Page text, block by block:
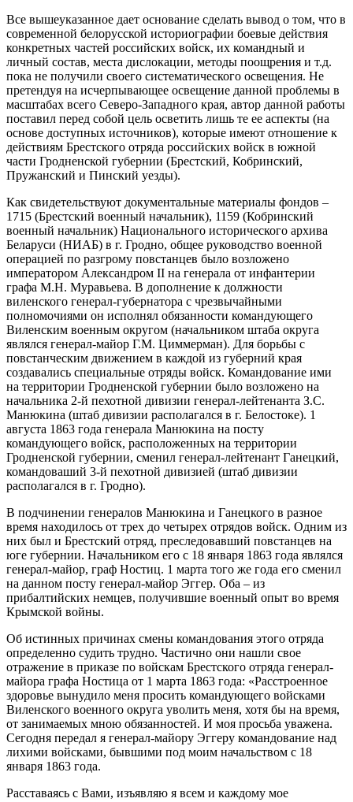
Все вышеуказанное дает основание сделать вывод о том, что в
современной белорусской историографии боевые действия
конкретных частей российских войск, их командный и
личный состав, места дислокации, методы поощрения и т.д.
пока не получили своего систематического освещения. Не
претендуя на исчерпывающее освещение данной проблемы в
масштабах всего Северо-Западного края, автор данной работы
поставил перед собой цель осветить лишь те ее аспекты (на
основе доступных источников), которые имеют отношение к
действиям Брестского отряда российских войск в южной
части Гродненской губернии (Брестский, Кобринский,
Пружанский и Пинский уезды).
Как свидетельствуют документальные материалы фондов –
1715 (Брестский военный начальник), 1159 (Кобринский
военный начальник) Национального исторического архива
Беларуси (НИАБ) в г. Гродно, общее руководство военной
операцией по разгрому повстанцев было возложено
императором Александром II на генерала от инфантерии
графа М.Н. Муравьева. В дополнение к должности
виленского генерал-губернатора с чрезвычайными
полномочиями он исполнял обязанности командующего
Виленским военным округом (начальником штаба округа
являлся генерал-майор Г.М. Циммерман). Для борьбы с
повстанческим движением в каждой из губерний края
создавались специальные отряды войск. Командование ими
на территории Гродненской губернии было возложено на
начальника 2-й пехотной дивизии генерал-лейтенанта З.С.
Манюкина (штаб дивизии располагался в г. Белостоке). 1
августа 1863 года генерала Манюкина на посту
командующего войск, расположенных на территории
Гродненской губернии, сменил генерал-лейтенант Ганецкий,
командоваший 3-й пехотной дивизией (штаб дивизии
располагался в г. Гродно).
В подчинении генералов Манюкина и Ганецкого в разное
время находилось от трех до четырех отрядов войск. Одним из
них был и Брестский отряд, преследовавший повстанцев на
юге губернии. Начальником его с 18 января 1863 года являлся
генерал-майор, граф Ностиц. 1 марта того же года его сменил
на данном посту генерал-майор Эггер. Оба – из
прибалтийских немцев, получившие военный опыт во время
Крымской войны.
Об истинных причинах смены командования этого отряда
определенно судить трудно. Частично они нашли свое
отражение в приказе по войскам Брестского отряда генерал-
майора графа Ностица от 1 марта 1863 года: «Расстроенное
здоровье вынудило меня просить командующего войсками
Виленского военного округа уволить меня, хотя бы на время,
от занимаемых мною обязанностей. И моя просьба уважена.
Сегодня передал я генерал-майору Эггеру командование над
лихими войсками, бывшими под моим начальством с 18
января 1863 года.
Расставаясь с Вами, изъявляю я всем и каждому мое